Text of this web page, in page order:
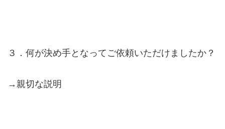
３．何が決め手となってご依頼いただけましたか？
→親切な説明